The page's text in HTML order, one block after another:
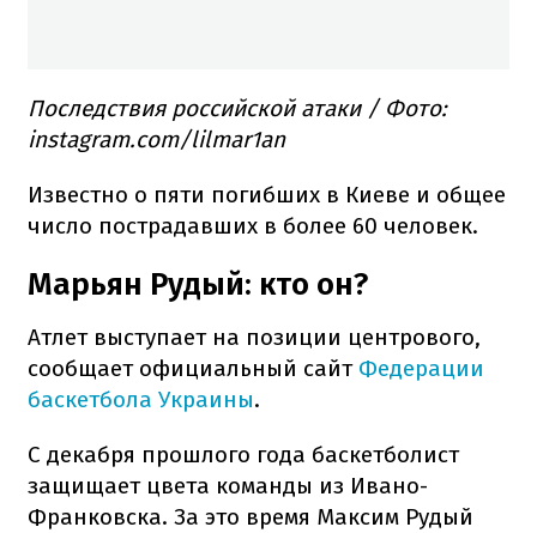
Последствия российской атаки / Фото:
instagram.com/lilmar1an
Известно о пяти погибших в Киеве и общее
число пострадавших в более 60 человек.
Марьян Рудый: кто он?
Атлет выступает на позиции центрового,
сообщает официальный сайт Федерации
баскетбола Украины.
С декабря прошлого года баскетболист
защищает цвета команды из Ивано-
Франковска. За это время Максим Рудый